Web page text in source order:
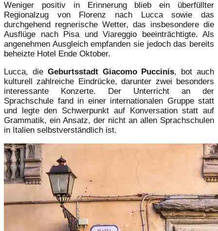
Weniger positiv in Erinnerung blieb ein überfüllter
Regionalzug von Florenz nach Lucca sowie das
durchgehend regnerische Wetter, das insbesondere die
Ausflüge nach Pisa und Viareggio beeinträchtigte. Als
angenehmen Ausgleich empfanden sie jedoch das bereits
beheizte Hotel Ende Oktober.
Lucca, die Geburtsstadt Giacomo Puccinis, bot auch
kulturell zahlreiche Eindrücke, darunter zwei besonders
interessante Konzerte. Der Unterricht an der
Sprachschule fand in einer internationalen Gruppe statt
und legte den Schwerpunkt auf Konversation statt auf
Grammatik, ein Ansatz, der nicht an allen Sprachschulen
in Italien selbstverständlich ist.